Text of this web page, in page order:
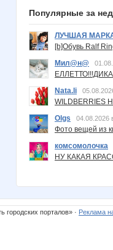
Популярные за
ЛУЧШАЯ
[b]Обувь Ralf
Мил@н@
Nata.li
Olgs
04.08.2026
Фото вещей из
комсомолочка
НУ КАКАЯ
порталов» · Реклама